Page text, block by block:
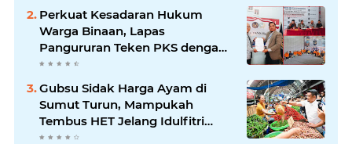
Perkuat Kesadaran Hukum
Warga Binaan, Lapas
Pangururan Teken PKS dengan
LBH Robert Imbang Tamba
Gubsu Sidak Harga Ayam di
Sumut Turun, Mampukah
Tembus HET Jelang Idulfitri
2026?